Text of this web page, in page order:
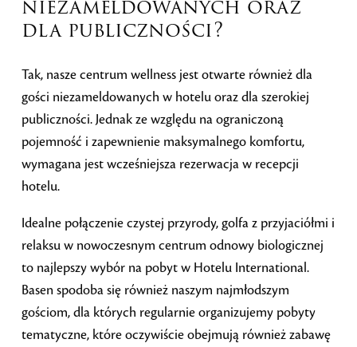
niezameldowanych oraz
dla publiczności?
Tak, nasze centrum wellness jest otwarte również dla
gości niezameldowanych w hotelu oraz dla szerokiej
publiczności. Jednak ze względu na ograniczoną
pojemność i zapewnienie maksymalnego komfortu,
wymagana jest wcześniejsza rezerwacja w recepcji
hotelu.
Idealne połączenie czystej przyrody, golfa z przyjaciółmi i
relaksu w nowoczesnym centrum odnowy biologicznej
to najlepszy wybór na pobyt w Hotelu International.
Basen spodoba się również naszym najmłodszym
gościom, dla których regularnie organizujemy pobyty
tematyczne, które oczywiście obejmują również zabawę